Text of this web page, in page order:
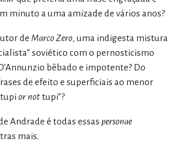
minuto a uma amizade de vários anos?
de Marco Zero, uma indigesta mistura
soviético com o pernosticismo
bêbado e impotente? Do
de efeito e superficiais ao menor
or nottupi”?
Andrade é todas essas personae
mais.